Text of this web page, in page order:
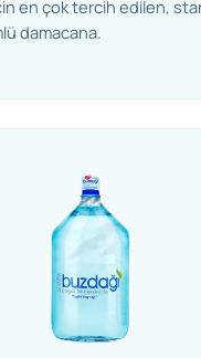
en çok tercih edilen,
damacana.